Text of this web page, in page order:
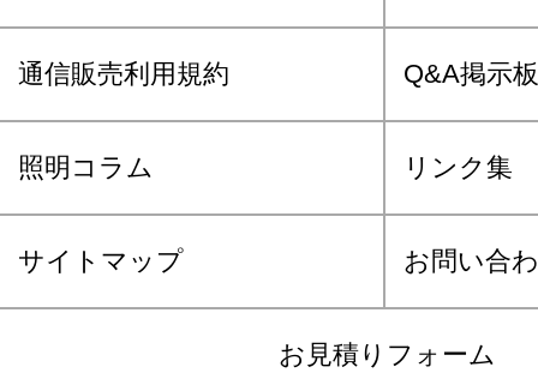
通信販売利用規約 Q&A掲示板
照明コラム リンク集
サイトマップ お問い合
お見積りフォーム